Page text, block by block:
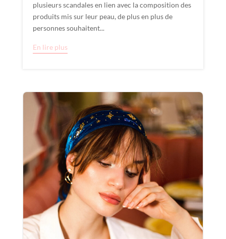
plusieurs scandales en lien avec la composition des
produits mis sur leur peau, de plus en plus de
personnes souhaitent...
En lire plus